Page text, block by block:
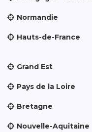
Normandie
Hauts-de-France
Grand Est
Pays de la Loire
Bretagne
Nouvelle-Aquitaine